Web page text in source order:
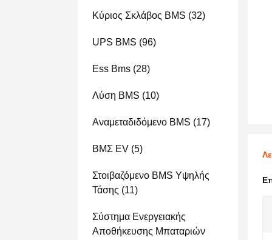
Κύριος Σκλάβος BMS (32)
UPS BMS (96)
Ess Bms (28)
Λύση BMS (10)
Αναμεταδιδόμενο BMS (17)
ΒΜΣ EV (5)
Στοιβαζόμενο BMS Υψηλής
Τάσης (11)
Σύστημα Ενεργειακής
Αποθήκευσης Μπαταριών